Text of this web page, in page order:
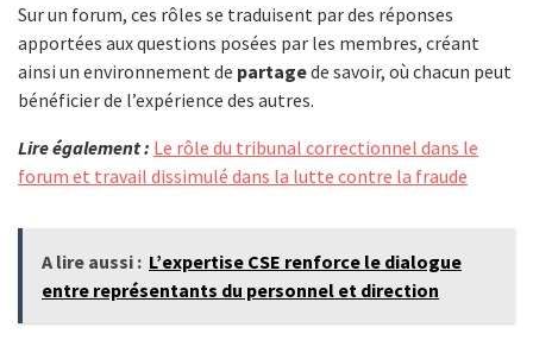
Sur un forum, ces rôles se traduisent par des réponses
apportées aux questions posées par les membres, créant
ainsi un environnement de partagede savoir, où chacun peut
bénéficier de l’expérience des autres.
Lire également : Le rôle du tribunal correctionnel dans le
forum et travail dissimulé dans la lutte contre la fraude
A lire aussi : L’expertise CSE renforce le dialogue
entre représentants du personnel et direction